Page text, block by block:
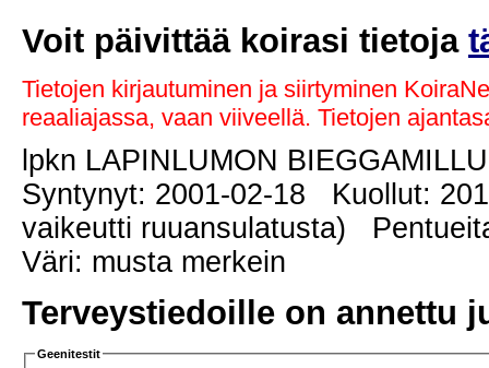
Voit päivittää koirasi tietoja
Tietojen kirjautuminen ja siirtyminen
reaaliajassa, vaan viiveellä. Tietojen
lpkn LAPINLUMON
Syntynyt: 2001-02-18 Kuollut:
vaikeutti ruuansulatusta)
Väri: musta merkein
Terveystiedoille on annettu
Geenitestit